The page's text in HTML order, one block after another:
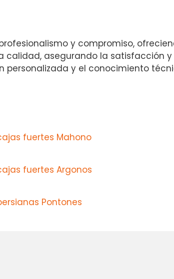
y compromiso,
calidad, asegurando la satisfacción y
personalizada y el conocimiento
fuertes Mahono
fuertes Argonos
Pontones